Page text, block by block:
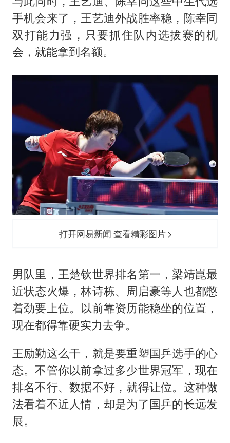
手机会来了，王艺迪外战胜率稳，陈幸同
双打能力强，只要抓住队内选拔赛的机
会，就能拿到名额。
打开网易新闻 查看精彩图片
男队里，王楚钦世界排名第一，梁靖崑最
近状态火爆，林诗栋、周启豪等人也都憋
着劲要上位。以前靠资历能稳坐的位置，
现在都得靠硬实力去争。
王励勤这么干，就是要重塑国乒选手的心
态。不管你以前拿过多少世界冠军，现在
排名不行、数据不好，就得让位。这种做
法看着不近人情，却是为了国乒的长远发
展。